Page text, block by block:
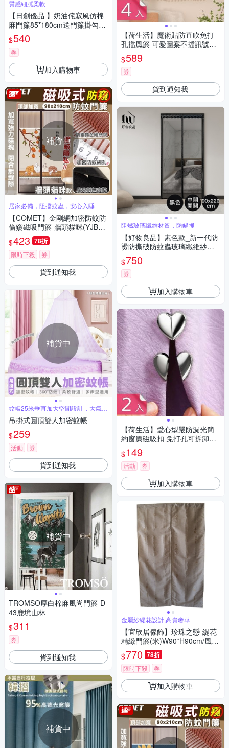
質感細膩柔軟
【日創優品 】奶油侘寂風仿棉
麻門簾85*180cm送門簾掛勾
(風水簾/隔簾/廚房門簾/拉簾/窗
簾)
$540
券
加入購物車
補貨中
居家必備，阻擋蚊蟲，安心入睡
【COMET】金剛網加密防蚊防
偷窺磁吸門簾-牆頭貓咪(YJB00
$423 78折
限時下殺 券
貨到通知我
補貨中
蚊帳25米垂直加大空間設計，大氣美
觀
吊掛式圓頂雙人加密蚊帳
$259
活動 券
貨到通知我
補貨中
TROMSO厚白棉麻風尚門簾-D
43鹿境山林
$311
券
貨到通知我
補貨中
【荷生活】魔術貼防直吹免打
孔擋風簾 可愛圖案不擋訊號絨
布空調擋風簾-4入組
$589
券
貨到通知我
阻燃玻璃纖維材質，防貓抓
【好物良品】素色款_新一代防
燙防撕破防蚊蟲玻璃纖維紗網
門簾(網紗防蚊門簾 磁鐵吸合門
簾 升級側開款)
$750
券
加入購物車
【荷生活】愛心型嚴防漏光簡
約窗簾磁吸扣 免打孔可拆卸式
小巧磁吸固定器-2入組
$149
活動 券
加入購物車
金屬紗緹花設計,高貴奢華
【宜欣居傢飾】珍珠之戀-緹花
精緻門簾(米)W90*H90cm/風水
簾/掛簾/台灣製MIT
$770 78折
限時下殺 券
加入購物車